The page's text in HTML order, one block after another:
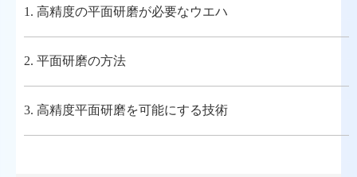
1. 高精度の平面研磨が必要なウエハ
2. 平面研磨の方法
3. 高精度平面研磨を可能にする技術